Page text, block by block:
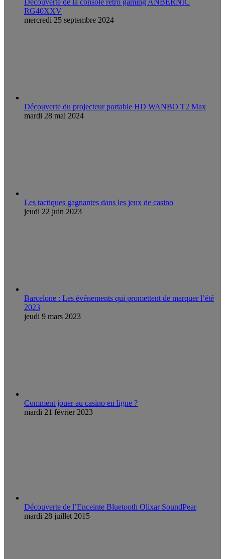
Découverte de la console retro gaming ANBERNIC
RG40XXV
mercredi 25 septembre 2024
Découverte du projecteur portable HD WANBO T2 Max
mardi 28 mai 2024
Les tactiques gagnantes dans les jeux de casino
jeudi 22 juin 2023
Barcelone : Les événements qui promettent de marquer l’été
2023
jeudi 9 mars 2023
Comment jouer au casino en ligne ?
mardi 21 février 2023
Découverte de l’Enceinte Bluetooth Olixar SoundPear
mardi 28 juillet 2015